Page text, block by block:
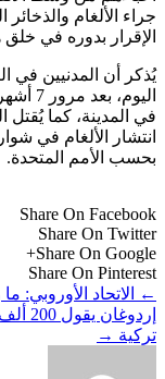
جراء الألغام
الإقرار بدوره في
يُذكر أن المدنيين في
في المدينة، كما
بحسب الأمم المتحدة.
Share On Facebook
Share On Twitter
Share On Google+
Share On Pinterest
←
الاتحاد الأوروبي:
تركية →